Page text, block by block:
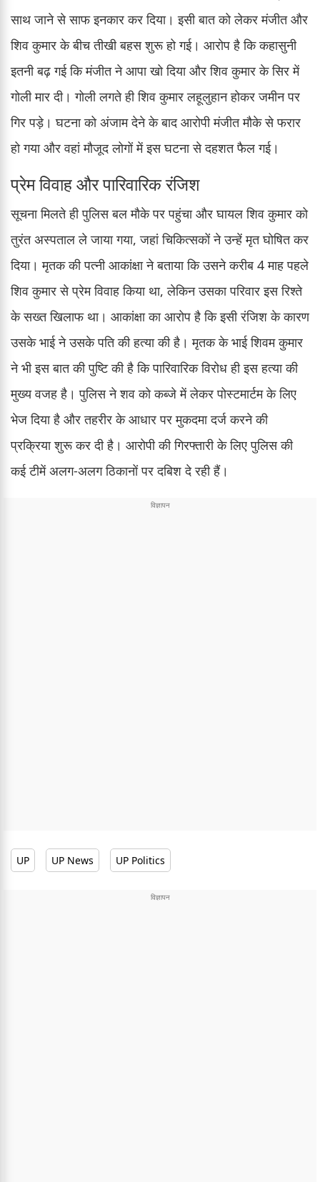
साथ जाने से साफ इनकार कर दिया। इसी बात को लेकर मंजीत और
शिव कुमार के बीच तीखी बहस शुरू हो गई। आरोप है कि कहासुनी
इतनी बढ़ गई कि मंजीत ने आपा खो दिया और शिव कुमार के सिर में
गोली मार दी। गोली लगते ही शिव कुमार लहूलुहान होकर जमीन पर
गिर पड़े। घटना को अंजाम देने के बाद आरोपी मंजीत मौके से फरार
हो गया और वहां मौजूद लोगों में इस घटना से दहशत फैल गई।
प्रेम विवाह और पारिवारिक रंजिश
सूचना मिलते ही पुलिस बल मौके पर पहुंचा और घायल शिव कुमार को
तुरंत अस्पताल ले जाया गया, जहां चिकित्सकों ने उन्हें मृत घोषित कर
दिया। मृतक की पत्नी आकांक्षा ने बताया कि उसने करीब 4 माह पहले
शिव कुमार से प्रेम विवाह किया था, लेकिन उसका परिवार इस रिश्ते
के सख्त खिलाफ था। आकांक्षा का आरोप है कि इसी रंजिश के कारण
उसके भाई ने उसके पति की हत्या की है। मृतक के भाई शिवम कुमार
ने भी इस बात की पुष्टि की है कि पारिवारिक विरोध ही इस हत्या की
मुख्य वजह है। पुलिस ने शव को कब्जे में लेकर पोस्टमार्टम के लिए
भेज दिया है और तहरीर के आधार पर मुकदमा दर्ज करने की
प्रक्रिया शुरू कर दी है। आरोपी की गिरफ्तारी के लिए पुलिस की
कई टीमें अलग-अलग ठिकानों पर दबिश दे रही हैं।
UP UP News UP Politics